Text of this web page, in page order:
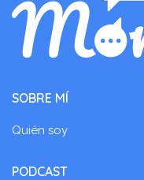
SOBRE MÍ
Quién soy
PODCAST